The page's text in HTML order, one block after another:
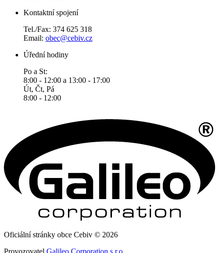
Kontaktní spojení
Tel./Fax: 374 625 318
Email: obec@cebiv.cz
Úřední hodiny
Po a St:
8:00 - 12:00 a 13:00 - 17:00
Út, Čt, Pá
8:00 - 12:00
Oficiální stránky obce Cebiv © 2026